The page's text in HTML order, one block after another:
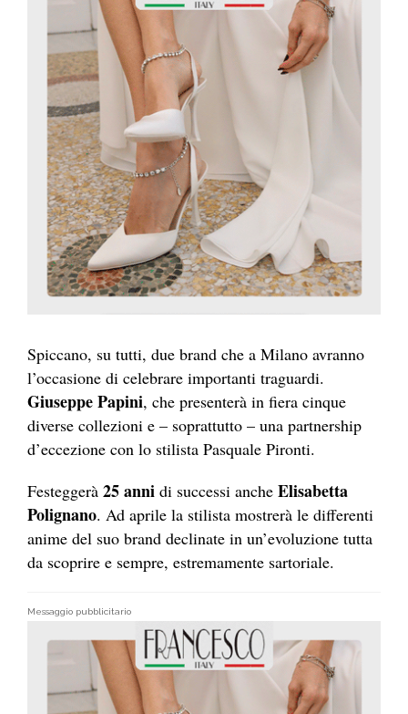
Spiccano, su tutti, due brand che a Milano avranno
l’occasione di celebrare importanti traguardi.
Giuseppe Papini, che presenterà in fiera cinque
diverse collezioni e – soprattutto – una partnership
d’eccezione con lo stilista Pasquale Pironti.
Festeggerà 25 anni di successi anche Elisabetta
Polignano. Ad aprile la stilista mostrerà le differenti
anime del suo brand declinate in un’evoluzione tutta
da scoprire e sempre, estremamente sartoriale.
Messaggio pubblicitario